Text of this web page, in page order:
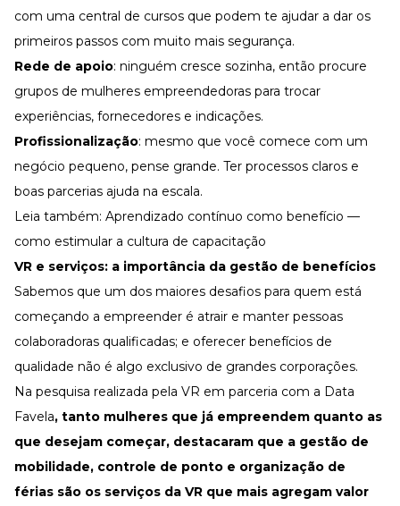
com uma central de cursos que podem te ajudar a dar os
primeiros passos com muito mais segurança.
Rede de apoio: ninguém cresce sozinha, então procure
grupos de mulheres empreendedoras para trocar
experiências, fornecedores e indicações.
Profissionalização: mesmo que você comece com um
negócio pequeno, pense grande. Ter processos claros e
boas parcerias ajuda na escala.
Leia também: Aprendizado contínuo como benefício —
como estimular a cultura de capacitação
VR e serviços: a importância da gestão de benefícios
Sabemos que um dos maiores desafios para quem está
começando a empreender é atrair e manter pessoas
colaboradoras qualificadas; e oferecer benefícios de
qualidade não é algo exclusivo de grandes corporações.
Na pesquisa realizada pela VR em parceria com a Data
Favela, tanto mulheres que já empreendem quanto as
que desejam começar, destacaram que a gestão de
mobilidade, controle de ponto e organização de
férias são os serviços da VR que mais agregam valor